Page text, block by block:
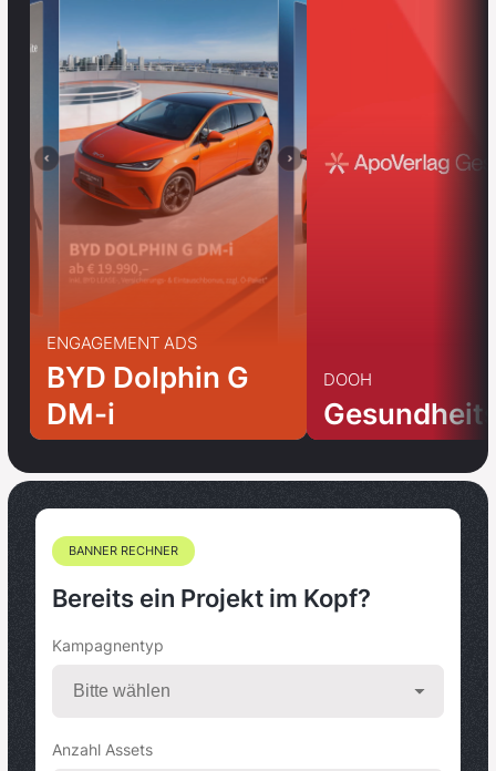
ENGAGEMENT ADS
BYD Dolphin G
DM-i
DOOH
BANNER RECHNER
Bereits ein Projekt im Kopf?
Kampagnentyp
Anzahl Assets